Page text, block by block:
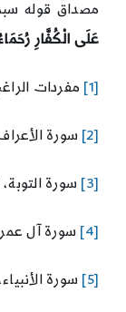
مصداق قوله
عَلَى الْكُفَّارِ
[1] مفردات
[2] سورة الأعراف،
[3] سورة التوبة،
[4] سورة آل عمران،
[5] سورة الأنبياء،